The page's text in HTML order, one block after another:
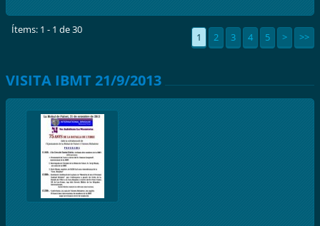
Ítems: 1 - 1 de 30
1 2 3 4 5 > >>
VISITA IBMT 21/9/2013